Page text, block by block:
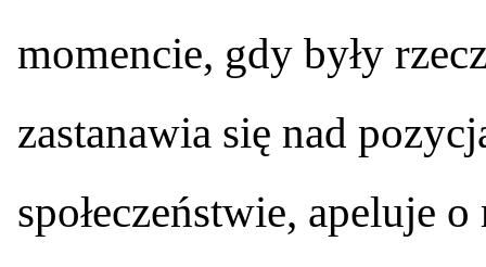
momencie, gdy były
zastanawia się nad
społeczeństwie, apeluje